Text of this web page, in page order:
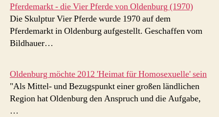
Pferdemarkt - die Vier Pferde von Oldenburg (1970)
Die Skulptur Vier Pferde wurde 1970 auf dem
Pferdemarkt in Oldenburg aufgestellt. Geschaffen vom
Bildhauer…
Oldenburg möchte 2012 'Heimat für Homosexuelle' sein
"Als Mittel- und Bezugspunkt einer großen ländlichen
Region hat Oldenburg den Anspruch und die Aufgabe,
…